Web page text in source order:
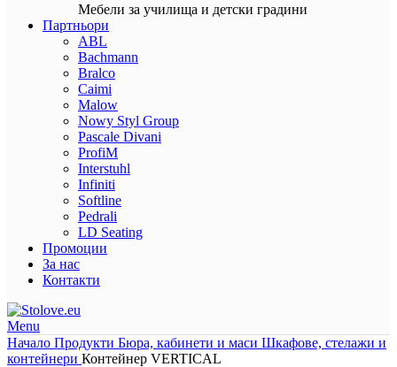
Мебели за училища и детски градини
Партньори
ABL
Bachmann
Bralco
Caimi
Malow
Nowy Styl Group
Pascale Divani
ProfiM
Interstuhl
Infiniti
Softline
Pedrali
LD Seating
Промоции
За нас
Контакти
Menu
Начало Продукти Бюра, кабинети и маси Шкафове, стелажи и
контейнери Контейнер VERTICAL